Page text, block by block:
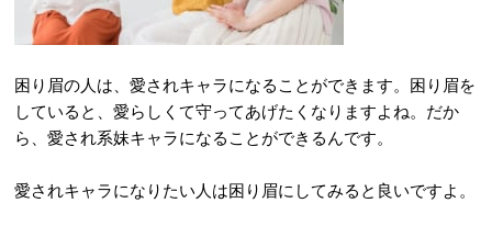
困り眉の人は、愛されキャラになることができます。困り眉を
していると、愛らしくて守ってあげたくなりますよね。だか
ら、愛され系妹キャラになることができるんです。
愛されキャラになりたい人は困り眉にしてみると良いですよ。